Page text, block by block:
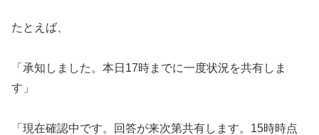
たとえば、
「承知しました。本日17時までに一度状況を共有しま
す」
「現在確認中です。回答が来次第共有します。15時時点